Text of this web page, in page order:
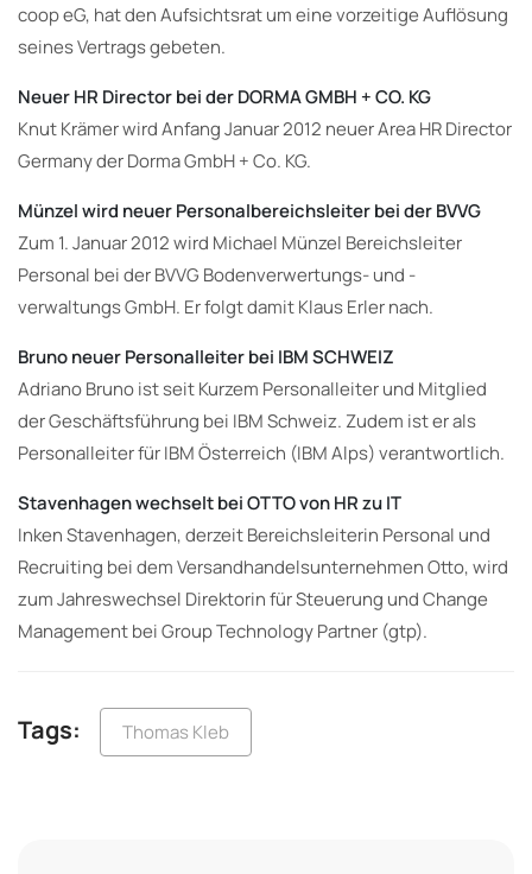
coop eG, hat den Aufsichtsrat um eine vorzeitige Auflösung
seines Vertrags gebeten.
Neuer HR Director bei der DORMA GMBH + CO. KG
Knut Krämer wird Anfang Januar 2012 neuer Area HR Director
Germany der Dorma GmbH + Co. KG.
Münzel wird neuer Personalbereichsleiter bei der BVVG
Zum 1. Januar 2012 wird Michael Münzel Bereichsleiter
Personal bei der BVVG Bodenverwertungs- und -
verwaltungs GmbH. Er folgt damit Klaus Erler nach.
Bruno neuer Personalleiter bei IBM SCHWEIZ
Adriano Bruno ist seit Kurzem Personalleiter und Mitglied
der Geschäftsführung bei IBM Schweiz. Zudem ist er als
Personalleiter für IBM Österreich (IBM Alps) verantwortlich.
Stavenhagen wechselt bei OTTO von HR zu IT
Inken Stavenhagen, derzeit Bereichsleiterin Personal und
Recruiting bei dem Versandhandelsunternehmen Otto, wird
zum Jahreswechsel Direktorin für Steuerung und Change
Management bei Group Technology Partner (gtp).
Tags: Thomas Kleb